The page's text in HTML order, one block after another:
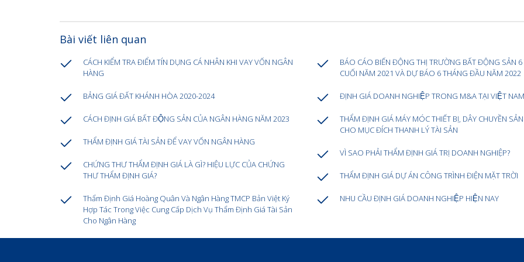
Bài viết liên quan
CÁCH KIỂM TRA ĐIỂM TÍN DỤNG CÁ NHÂN KHI VAY VỐN NGÂN
HÀNG
BẢNG GIÁ ĐẤT KHÁNH HÒA 2020-2024
CÁCH ĐỊNH GIÁ BẤT ĐỘNG SẢN CỦA NGÂN HÀNG NĂM 2023
THẨM ĐỊNH GIÁ TÀI SẢN ĐỂ VAY VỐN NGÂN HÀNG
CHỨNG THƯ THẨM ĐỊNH GIÁ LÀ GÌ? HIỆU LỰC CỦA CHỨNG
THƯ THẨM ĐỊNH GIÁ?
Thẩm Định Giá Hoàng Quân Và Ngân Hàng TMCP Bản Việt Ký
Hợp Tác Trong Việc Cung Cấp Dịch Vụ Thẩm Định Giá Tài Sản
Cho Ngân Hàng
BÁO CÁO BIẾN ĐỘNG THỊ TRƯỜNG BẤT ĐỘNG SẢN 6
CUỐI NĂM 2021 VÀ DỰ BÁO 6 THÁNG ĐẦU NĂM 2022
ĐỊNH GIÁ DOANH NGHIỆP TRONG M&A TẠI VIỆT NAM
THẨM ĐỊNH GIÁ MÁY MÓC THIẾT BỊ, DÂY CHUYỀN
CHO MỤC ĐÍCH THANH LÝ TÀI SẢN
VÌ SAO PHẢI THẨM ĐỊNH GIÁ TRỊ DOANH NGHIỆP?
THẨM ĐỊNH GIÁ DỰ ÁN CÔNG TRÌNH ĐIỆN MẶT TRỜI
NHU CẦU ĐỊNH GIÁ DOANH NGHIỆP HIỆN NAY